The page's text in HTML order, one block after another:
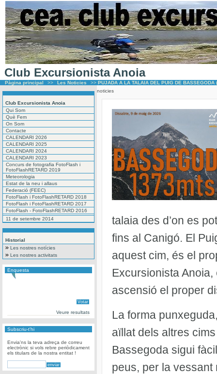
Club Excursionista Anoia
Pàgina principal >> Les Noticies >> PUJADA A LA TALAIA DEL PUIG DE BASSEGODA
Club Excursionista Anoia
Qui Som
Què Fem
On Som
Contacte
CALENDARI 2026
CALENDARI 2025
CALENDARI 2024
CALENDARI 2023
Concurs de fotografia FotoFlash i
FotoFlashRETARD 2019
Meteorologia
Estat de la neu i allaus
Federació (FEEC)
FotoFlash i FotoFlashRETARD 2018
FotoFlash i FotoFlashRETARD 2017
FotoFlash - FotoFlashRETARD 2016
11 de setembre 2014
Historial
Les nostres notícies
Les nostres activitats
Enquesta
Veure resultats
Subscriu-t'hi
Envia'ns la teva adreça de correu
electrònic si vols rebre periòdicament
els titulars de la nostra entitat !
noticies
talaia des d’on es
fins al Canigó. El
aquest cim, és el
Excursionista Anoia,
ascensió el proper
La forma
aïllat dels altres
Bassegoda sigui
peus, per la